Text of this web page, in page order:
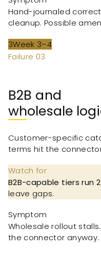
Hand-journaled
cleanup. Possible
3Week 3–4
Failure 03
B2B and
wholesale
Customer-specific
terms hit the
Watch for
B2B-capable tiers run
leave gaps.
Symptom
Wholesale rollout
the connector anyway.